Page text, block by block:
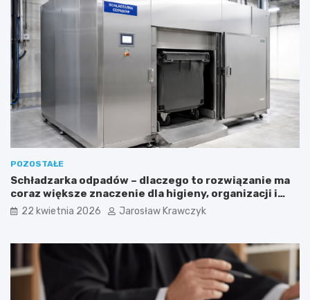
POZOSTAŁE
Schładzarka odpadów – dlaczego to rozwiązanie ma
coraz większe znaczenie dla higieny, organizacji i
wygody pracy?
22 kwietnia 2026 Jarosław Krawczyk